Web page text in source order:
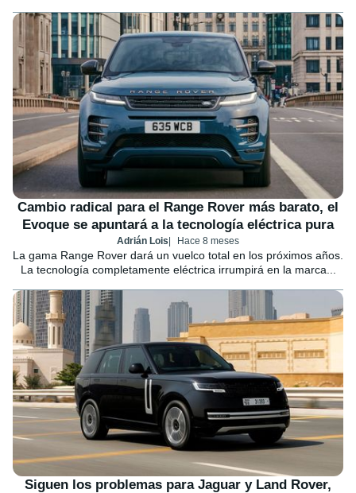
Cambio radical para el Range Rover más barato, el
Evoque se apuntará a la tecnología eléctrica pura
Adrián Lois Hace 8 meses
La gama Range Rover dará un vuelco total en los próximos años.
La tecnología completamente eléctrica irrumpirá en la marca...
Siguen los problemas para Jaguar y Land Rover,